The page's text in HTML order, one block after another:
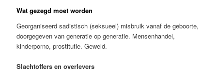
Wat gezegd moet worden
Georganiseerd sadistisch (seksueel) misbruik vanaf de geboorte,
doorgegeven van generatie op generatie. Mensenhandel,
kinderporno, prostitutie. Geweld.
Slachtoffers en overlevers